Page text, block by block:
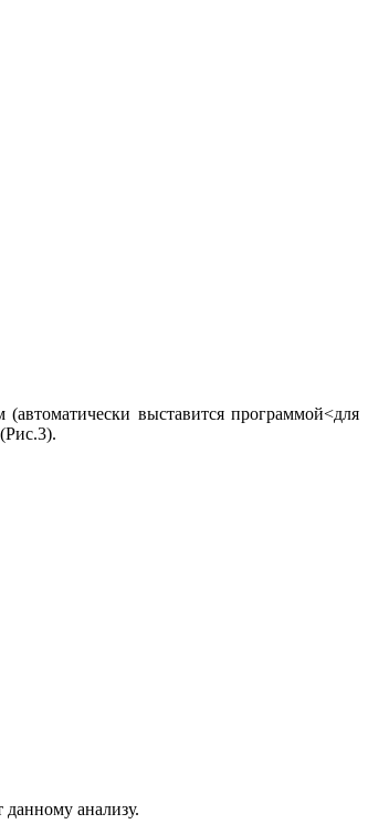
выставится программой<для
данному анализу.